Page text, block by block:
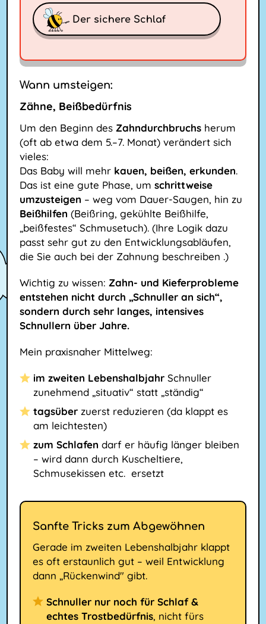
Der sichere Schlaf
Wann umsteigen:
Zähne, Beißbedürfnis
Um den Beginn desZahndurchbruchs herum
(oft ab etwa dem 5.–7. Monat) verändert sich
vieles:
Das Baby will mehr kauen, beißen, erkunden.
Das ist eine gute Phase, umschrittweise
umzusteigen – weg vom Dauer-Saugen, hin zu
Beißhilfen (Beißring, gekühlte Beißhilfe,
„beißfestes“ Schmusetuch). (Ihre Logik dazu
passt sehr gut zu den Entwicklungsabläufen,
die Sie auch bei der Zahnung beschreiben .)
Wichtig zu wissen:Zahn- und Kieferprobleme
entstehen nicht durch „Schnuller an sich“,
sondern durch sehr langes, intensives
Schnullern über Jahre.
Mein praxisnaher Mittelweg:
im zweiten Lebenshalbjahr Schnuller
zunehmend „situativ“ statt „ständig“
tagsüber zuerst reduzieren (da klappt es
am leichtesten)
zum Schlafen darf er häufig länger bleiben
– wird dann durch Kuscheltiere,
Schmusekissen etc. ersetzt
Sanfte Tricks zum Abgewöhnen
Gerade im zweiten Lebenshalbjahr klappt
es oft erstaunlich gut – weil Entwicklung
dann „Rückenwind" gibt.
Schnuller nur noch für Schlaf &
echtes Trostbedürfnis, nicht fürs